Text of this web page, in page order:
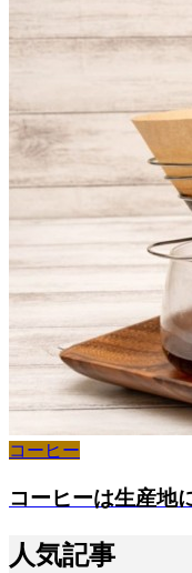
コーヒー
コーヒーは生産地
人気記事